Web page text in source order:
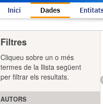
Inici Dades
Filtres
Cliqueu sobre un o més
termes de la llista següent
per filtrar els resultats.
AUTORS